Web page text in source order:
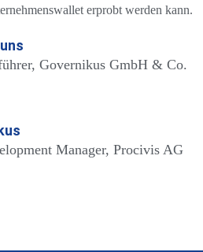
erprobt werden kann.
Governikus GmbH & Co.
Manager, Procivis AG